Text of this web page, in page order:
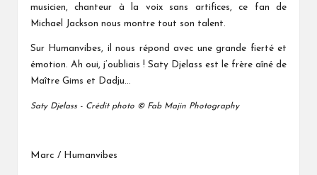
musicien, chanteur à la voix sans artifices, ce fan de
Michael Jackson nous montre tout son talent.
Sur Humanvibes, il nous répond avec une grande fierté et
émotion. Ah oui, j’oubliais ! Saty Djelass est le frère aîné de
Maître Gims et Dadju...
Saty Djelass - Crédit photo © Fab Majin Photography
Marc / Humanvibes